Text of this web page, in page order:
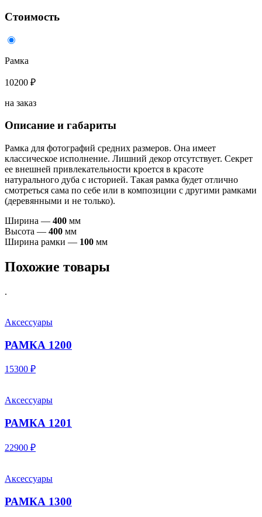
Стоимость
Рамка
10200 ₽
на заказ
Описание и габариты
Рамка для фотографий средних размеров. Она имеет
классическое исполнение. Лишний декор отсутствует. Секрет
ее внешней привлекательности кроется в красоте
натурального дуба с историей. Такая рамка будет отлично
смотреться сама по себе или в композиции с другими рамками
(деревянными и не только).
Ширина — 400 мм
Высота — 400 мм
Ширина рамки — 100 мм
Похожие товары
.
Аксессуары
РАМКА 1200
15300 ₽
Аксессуары
РАМКА 1201
22900 ₽
Аксессуары
РАМКА 1300